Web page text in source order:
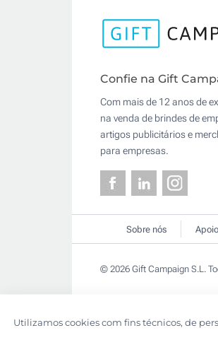
Confie na Gift
Com mais de 12 anos de
na venda de brindes de
artigos publicitários e
para empresas.
Sobre nós
© 2026 Gift Campaign S.L.
Utilizamos cookies com fins técnicos, de